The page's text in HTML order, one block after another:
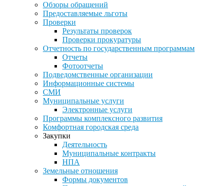
Обзоры обращений
Предоставляемые льготы
Проверки
Результаты проверок
Проверки прокуратуры
Отчетность по государственным программам
Отчеты
Фотоотчеты
Подведомственные организации
Информационные системы
СМИ
Муниципальные услуги
Электронные услуги
Программы комплексного развития
Комфортная городская среда
Закупки
Деятельность
Муниципальные контракты
НПА
Земельные отношения
Формы документов